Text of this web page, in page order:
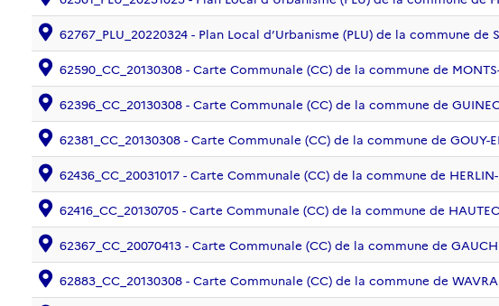
62767_PLU_20220324 - Plan Local d’Urbanisme (PLU) de la commune de
62590_CC_20130308 - Carte Communale (CC) de la commune de MONTS-
62396_CC_20130308 - Carte Communale (CC) de la commune de
62381_CC_20130308 - Carte Communale (CC) de la commune de GOUY-
62436_CC_20031017 - Carte Communale (CC) de la commune de HERLIN-
62416_CC_20130705 - Carte Communale (CC) de la commune de
62367_CC_20070413 - Carte Communale (CC) de la commune de
62883_CC_20130308 - Carte Communale (CC) de la commune de